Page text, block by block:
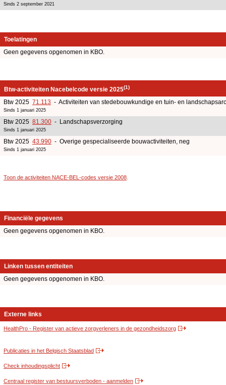
Sinds 2 september 2021
Toelatingen
Geen gegevens opgenomen in KBO.
Btw-activiteiten Nacebelcode versie 2025(1)
Btw 2025 71.113 - Activiteiten van stedebouwkundige en tuin- en
Sinds 1 januari 2025
Btw 2025 81.300 - Landschapsverzorging
Sinds 1 januari 2025
Btw 2025 43.990 - Overige gespecialiseerde bouwactiviteiten, neg
Sinds 1 januari 2025
Toon de activiteiten NACE-BEL-codes versie 2008
Financiële gegevens
Geen gegevens opgenomen in KBO.
Linken tussen entiteiten
Geen gegevens opgenomen in KBO.
Externe links
HealthPro - Register van actieve zorgverleners in de gezondheidszorg
Publicaties in het Belgisch Staatsblad
Check inhoudingsplicht
Centraal register van bestuursverboden - aanmelden